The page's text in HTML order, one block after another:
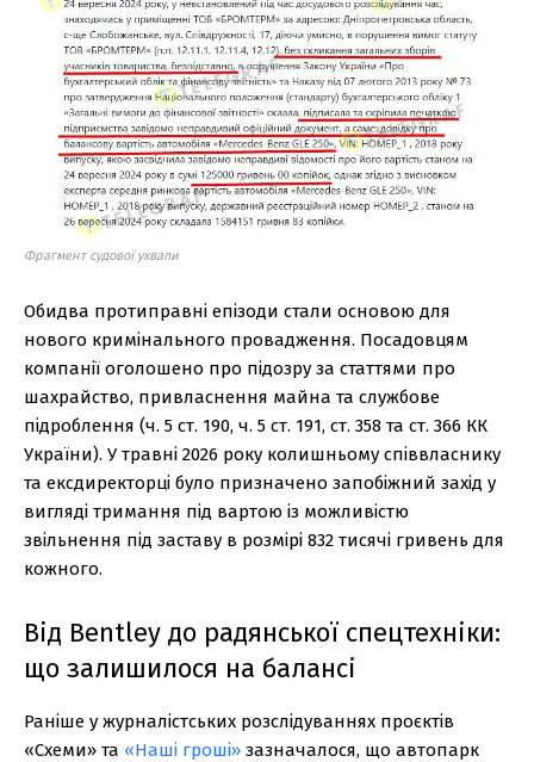
Фрагмент судової ухвали
Обидва протиправні епізоди стали основою для
нового кримінального провадження. Посадовцям
компанії оголошено про підозру за статтями про
шахрайство, привласнення майна та службове
підроблення (ч. 5 ст. 190, ч. 5 ст. 191, ст. 358 та ст. 366 КК
України). У травні 2026 року колишньому співвласнику
та ексдиректорці було призначено запобіжний захід у
вигляді тримання під вартою із можливістю
звільнення під заставу в розмірі 832 тисячі гривень для
кожного.
Від Bentley до радянської спецтехніки:
що залишилося на балансі
Раніше у журналістських розслідуваннях проєктів
«Схеми» та «Наші гроші» зазначалося, що автопарк